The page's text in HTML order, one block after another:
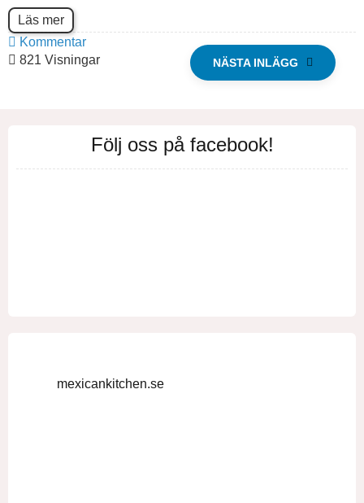
Läs mer
Kommentar
821 Visningar
NÄSTA INLÄGG
Följ oss på facebook!
mexicankitchen.se